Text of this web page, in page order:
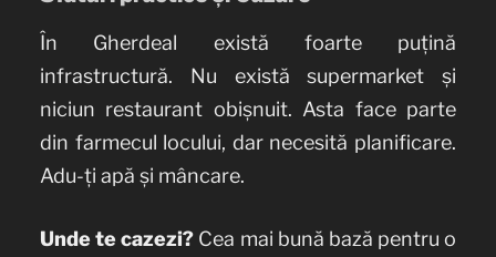
În Gherdeal există foarte puțină
infrastructură. Nu există supermarket și
niciun restaurant obișnuit. Asta face parte
din farmecul locului, dar necesită planificare.
Adu-ți apă și mâncare.
Unde te cazezi? Cea mai bună bază pentru o